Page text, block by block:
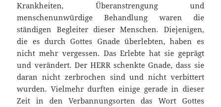
Krankheiten, Überanstrengung und
menschenunwürdige Behandlung waren die
ständigen Begleiter dieser Menschen. Diejenigen,
die es durch Gottes Gnade überlebten, haben es
nicht mehr vergessen. Das Erlebte hat sie geprägt
und verändert. Der HERR schenkte Gnade, dass sie
daran nicht zerbrochen sind und nicht verbittert
wurden. Vielmehr durften einige gerade in dieser
Zeit in den Verbannungsorten das Wort Gottes